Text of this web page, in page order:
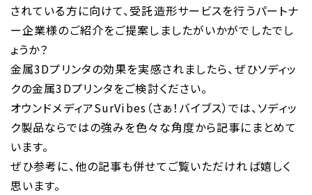
されている方に向けて、受託造形サービスを行うパートナ
ー企業様のご紹介をご提案しましたがいかがでしたでし
ょうか？
金属3Dプリンタの効果を実感されましたら、ぜひソディッ
クの金属3Dプリンタをご検討ください。
オウンドメディアSurVibes（さぁ！バイブス）では、ソディッ
ク製品ならではの強みを色々な角度から記事にまとめて
います。
ぜひ参考に、他の記事も併せてご覧いただければ嬉しく
思います。